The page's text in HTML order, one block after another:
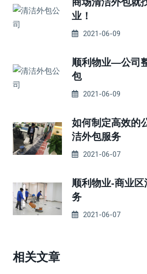
业！
2021-06-09
顺利物业—公司
包
2021-06-09
如何制定高效的
洁外包服务
2021-06-07
顺利物业-商业区
务
2021-06-07
相关文章